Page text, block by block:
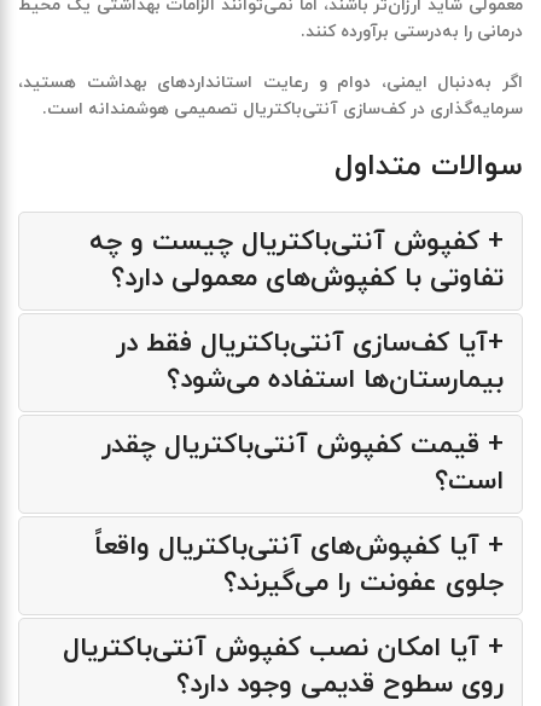
معمولی شاید ارزان‌تر باشند، اما نمی‌توانند الزامات بهداشتی یک محیط
درمانی را به‌درستی برآورده کنند.
اگر به‌دنبال ایمنی، دوام و رعایت استانداردهای بهداشت هستید،
سرمایه‌گذاری در کف‌سازی آنتی‌باکتریال تصمیمی هوشمندانه است.
سوالات متداول
+ کفپوش آنتی‌باکتریال چیست و چه
تفاوتی با کفپوش‌های معمولی دارد؟
+آیا کف‌سازی آنتی‌باکتریال فقط در
بیمارستان‌ها استفاده می‌شود؟
+ قیمت کفپوش آنتی‌باکتریال چقدر
است؟
+ آیا کفپوش‌های آنتی‌باکتریال واقعاً
جلوی عفونت را می‌گیرند؟
+ آیا امکان نصب کفپوش آنتی‌باکتریال
روی سطوح قدیمی وجود دارد؟